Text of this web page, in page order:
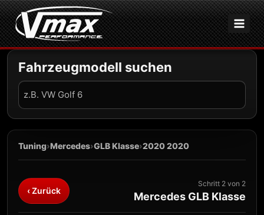
Zum
Inhalt
springen
Fahrzeugmodell suchen
Fahrzeug
suchen
Tuning›Mercedes›GLB Klasse›2020 2020
‹ Zurück
Schritt 2 von 2
Mercedes GLB Klasse